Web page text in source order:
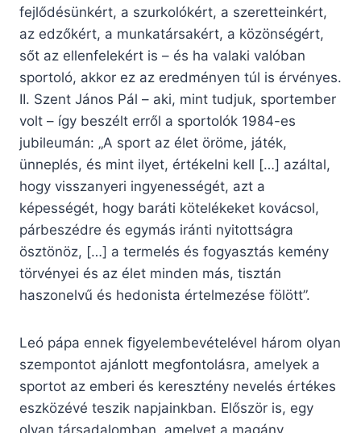
fejlődésünkért, a szurkolókért, a szeretteinkért,
az edzőkért, a munkatársakért, a közönségért,
sőt az ellenfelekért is – és ha valaki valóban
sportoló, akkor ez az eredményen túl is érvényes.
II. Szent János Pál – aki, mint tudjuk, sportember
volt – így beszélt erről a sportolók 1984-es
jubileumán: „A sport az élet öröme, játék,
ünneplés, és mint ilyet, értékelni kell […] azáltal,
hogy visszanyeri ingyenességét, azt a
képességét, hogy baráti kötelékeket kovácsol,
párbeszédre és egymás iránti nyitottságra
ösztönöz, […] a termelés és fogyasztás kemény
törvényei és az élet minden más, tisztán
haszonelvű és hedonista értelmezése fölött”.
Leó pápa ennek figyelembevételével három olyan
szempontot ajánlott megfontolásra, amelyek a
sportot az emberi és keresztény nevelés értékes
eszközévé teszik napjainkban. Először is, egy